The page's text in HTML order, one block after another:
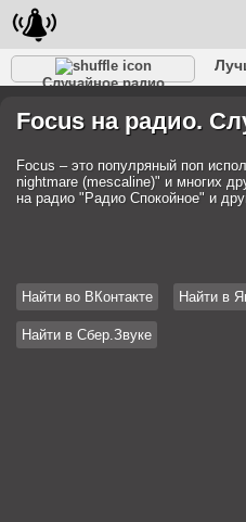
Случайное радио
Разговорное
Рэп
Focus на радио.
Focus – это популряный поп
nightmare (mescaline)" и многих
на радио "Радио Спокойное" и
Найти во ВКонтакте Найти в
Найти в Сбер.Звуке